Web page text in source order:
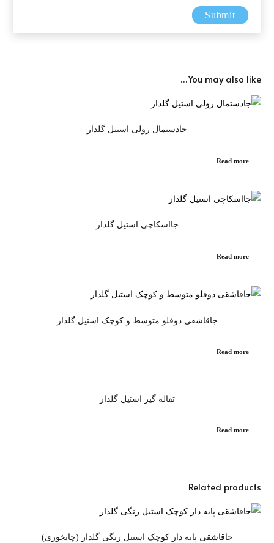
You may also like…
جادستمال رولی استیل گلدار
Read more
جااسکاچی استیل گلدار
Read more
جاقاشقی دوقلو متوسط و کوچک استیل گلدار
Read more
تفاله گیر استیل گلدار
Read more
Related products
جاقاشقی پایه دار کوچک استیل رنگی گلدار (چایخوری)